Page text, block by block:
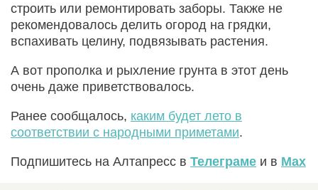
строить или ремонтировать заборы. Также не
рекомендовалось делить огород на грядки,
вспахивать целину, подвязывать растения.
А вот прополка и рыхление грунта в этот день
очень даже приветствовалось.
Ранее сообщалось, каким будет лето в
соответствии с народными приметами.
Подпишитесь на Алтапресс в Телеграме и в Max